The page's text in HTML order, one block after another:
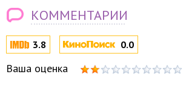
3.8 0.0
Ваша оценка
КОММЕНТАРИИ